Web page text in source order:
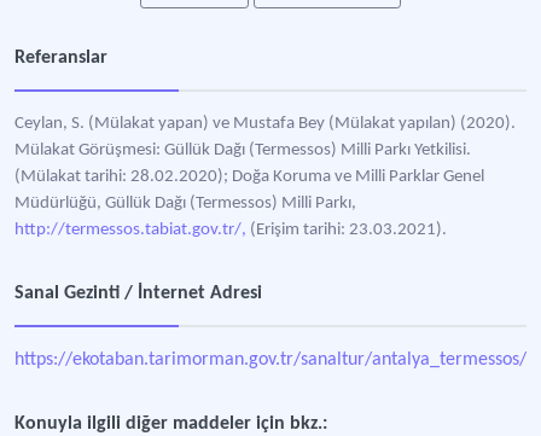
Referanslar
Ceylan, S. (Mülakat yapan) ve Mustafa Bey (Mülakat yapılan) (2020).
Mülakat Görüşmesi: Güllük Dağı (Termessos) Milli Parkı Yetkilisi.
(Mülakat tarihi: 28.02.2020); Doğa Koruma ve Milli Parklar Genel
Müdürlüğü, Güllük Dağı (Termessos) Milli Parkı,
http://termessos.tabiat.gov.tr/, (Erişim tarihi: 23.03.2021).
Sanal Gezinti / İnternet Adresi
https://ekotaban.tarimorman.gov.tr/sanaltur/antalya_termessos/
Konuyla ilgili diğer maddeler için bkz.: